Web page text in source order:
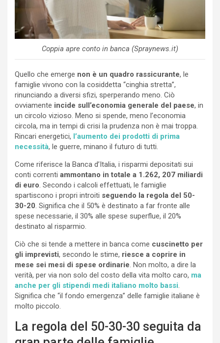
Coppia apre conto in banca (Spraynews.it)
Quello che emerge non è un quadro rassicurante, le
famiglie vivono con la cosiddetta “cinghia stretta”,
rinunciando a diversi sfizi, sperperando meno. Ciò
ovviamente incide sull’economia generale del paese, in
un circolo vizioso. Meno si spende, meno l’economia
circola, ma in tempi di crisi la prudenza non è mai troppa.
Rincari energetici, l’aumento dei prodotti di prima
necessità, le guerre, minano il futuro di tutti.
Come riferisce la Banca d’Italia, i risparmi depositati sui
conti correnti ammontano in totale a 1.262, 207 miliardi
di euro. Secondo i calcoli effettuati, le famiglie
spartiscono i propri introiti seguendo la regola del 50-
30-20. Significa che il 50% è destinato a far fronte alle
spese necessarie, il 30% alle spese superflue, il 20%
destinato al risparmio.
Ciò che si tende a mettere in banca come cuscinetto per
gli imprevisti, secondo le stime, riesce a coprire in
mese sei mesi di spese ordinarie. Non molto, a dire la
verità, per via non solo del costo della vita molto caro, ma
anche per gli stipendi medi italiano molto bassi.
Significa che “il fondo emergenza” delle famiglie italiane è
molto piccolo.
La regola del 50-30-30 seguita da